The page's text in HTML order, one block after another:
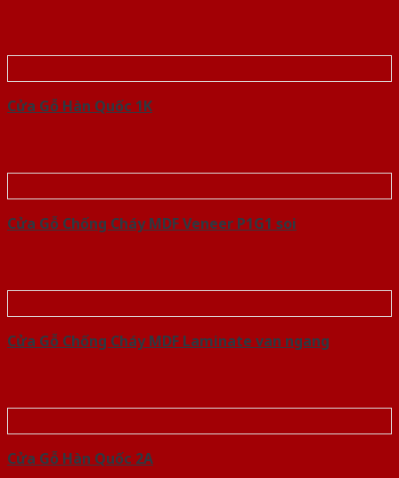
Cửa Gỗ Hàn Quốc 1K
Cửa Gỗ Chống Cháy MDF Veneer P1G1 soi
Cửa Gỗ Chống Cháy MDF Laminate van ngang
Cửa Gỗ Hàn Quốc 2A